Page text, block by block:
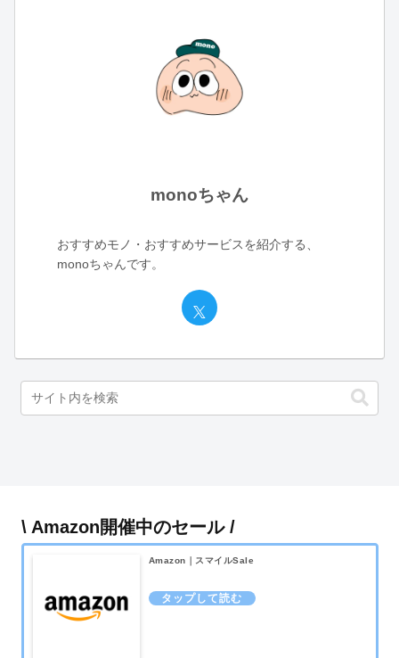
monoちゃん
おすすめモノ・おすすめサービスを紹介する、
monoちゃんです。
\ Amazon開催中のセール /
Amazon｜スマイルSale